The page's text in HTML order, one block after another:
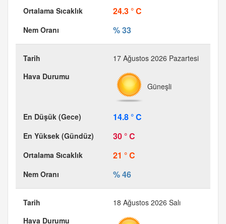
24.3 ° C
% 33
17 Ağustos 2026 Pazartesi
Güneşli
14.8 ° C
30 ° C
21 ° C
% 46
18 Ağustos 2026 Salı